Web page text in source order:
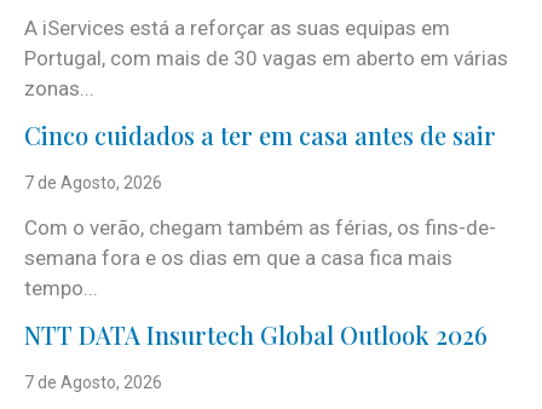
A iServices está a reforçar as suas equipas em
Portugal, com mais de 30 vagas em aberto em várias
zonas...
Cinco cuidados a ter em casa antes de sair
7 de Agosto, 2026
Com o verão, chegam também as férias, os fins-de-
semana fora e os dias em que a casa fica mais
tempo...
NTT DATA Insurtech Global Outlook 2026
7 de Agosto, 2026